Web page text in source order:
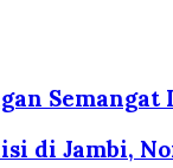
Semangat
di Jambi,